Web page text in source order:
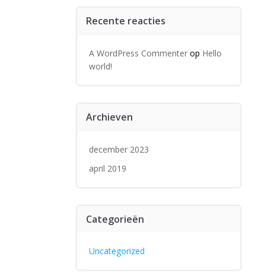
Recente reacties
A WordPress Commenterop Hello
world!
Archieven
december 2023
april 2019
Categorieën
Uncategorized